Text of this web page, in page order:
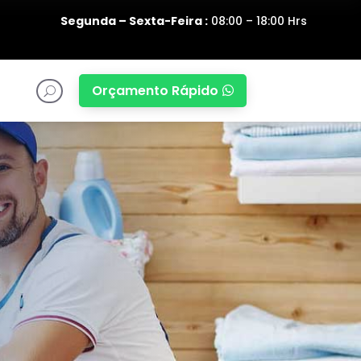
Segunda – Sexta-Feira :08:00 – 18:00 Hrs
U Orçamento Rápido 